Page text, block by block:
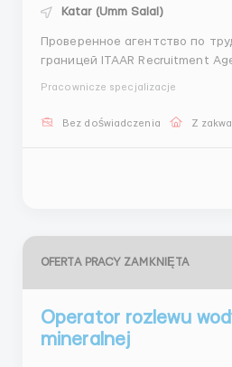
Katar (Umm Salal)
Проверенное агентство по
границей ITAAR Recruitment
трудоустройство - Более 70000
Pracownicze specjalizacje
Bez doświadczenia Z
OFERTA PRACY ZAMKNIĘTA
Operator rozlewu
mineralnej